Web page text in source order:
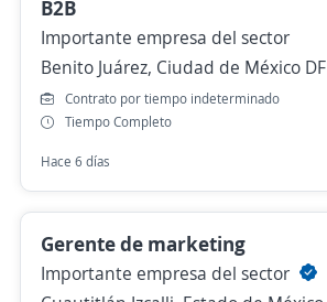
B2B
Importante empresa del sector
Benito Juárez, Ciudad de México DF
Contrato por tiempo indeterminado
Tiempo Completo
Hace 6 días
Gerente de marketing
Importante empresa del sector